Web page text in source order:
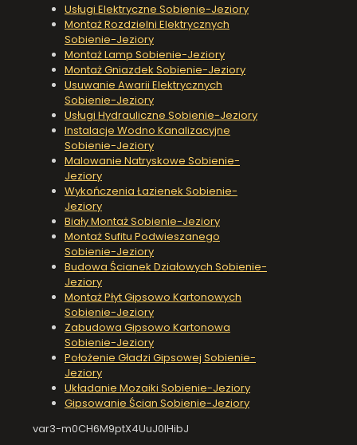
Usługi Elektryczne Sobienie-Jeziory
Montaż Rozdzielni Elektrycznych
Sobienie-Jeziory
Montaż Lamp Sobienie-Jeziory
Montaż Gniazdek Sobienie-Jeziory
Usuwanie Awarii Elektrycznych
Sobienie-Jeziory
Usługi Hydrauliczne Sobienie-Jeziory
Instalacje Wodno Kanalizacyjne
Sobienie-Jeziory
Malowanie Natryskowe Sobienie-
Jeziory
Wykończenia Łazienek Sobienie-
Jeziory
Biały Montaż Sobienie-Jeziory
Montaż Sufitu Podwieszanego
Sobienie-Jeziory
Budowa Ścianek Działowych Sobienie-
Jeziory
Montaż Płyt Gipsowo Kartonowych
Sobienie-Jeziory
Zabudowa Gipsowo Kartonowa
Sobienie-Jeziory
Położenie Gładzi Gipsowej Sobienie-
Jeziory
Układanie Mozaiki Sobienie-Jeziory
Gipsowanie Ścian Sobienie-Jeziory
var3-m0CH6M9ptX4UuJ0IHibJ